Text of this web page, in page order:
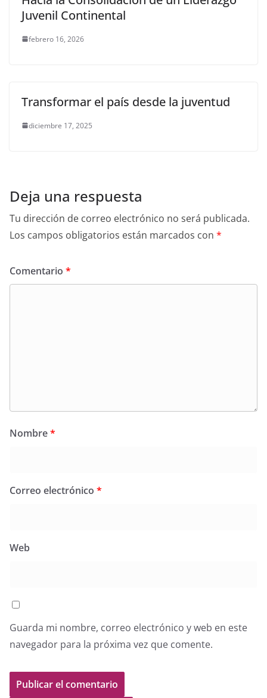
Juvenil Continental
febrero 16, 2026
Transformar el país desde la juventud
diciembre 17, 2025
Deja una respuesta
Tu dirección de correo electrónico no será publicada.
Los campos obligatorios están marcados con *
Comentario *
Nombre*
Correo electrónico *
Web
Guarda mi nombre, correo electrónico y web en este
navegador para la próxima vez que comente.